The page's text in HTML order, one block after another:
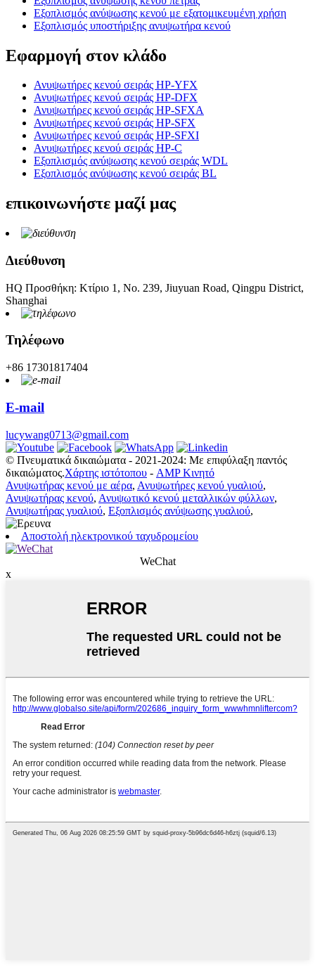
Εξοπλισμός ανύψωσης κενού με εξατομικευμένη χρήση
Εξοπλισμός υποστήριξης ανυψωτήρα κενού
Εφαρμογή στον κλάδο
Ανυψωτήρες κενού σειράς HP-YFX
Ανυψωτήρες κενού σειράς HP-DFX
Ανυψωτήρες κενού σειράς HP-SFXA
Ανυψωτήρες κενού σειράς HP-SFX
Ανυψωτήρες κενού σειράς HP-SFXI
Ανυψωτήρες κενού σειράς HP-C
Εξοπλισμός ανύψωσης κενού σειράς WDL
Εξοπλισμός ανύψωσης κενού σειράς BL
επικοινωνήστε μαζί μας
Διεύθυνση
HQ Προσθήκη: Κτίριο 1, Νο. 239, Jiuyuan Road, Qingpu District,
Shanghai
Τηλέφωνο
+86 17301817404
E-mail
lucywang0713@gmail.com
© Πνευματικά δικαιώματα - 2021-2024: Με επιφύλαξη παντός
δικαιώματος.Χάρτης ιστότοπου - AMP Κινητό
Ανυψωτήρας κενού με αέρα, Ανυψωτήρες κενού γυαλιού,
Ανυψωτήρας κενού, Ανυψωτικό κενού μεταλλικών φύλλων,
Ανυψωτήρας γυαλιού, Εξοπλισμός ανύψωσης γυαλιού,
Αποστολή ηλεκτρονικού ταχυδρομείου
WeChat
x